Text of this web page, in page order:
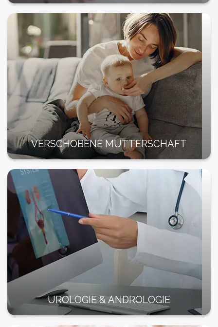
VERSCHOBENE MUTTERSCHAFT
UROLOGIE & ANDROLOGIE